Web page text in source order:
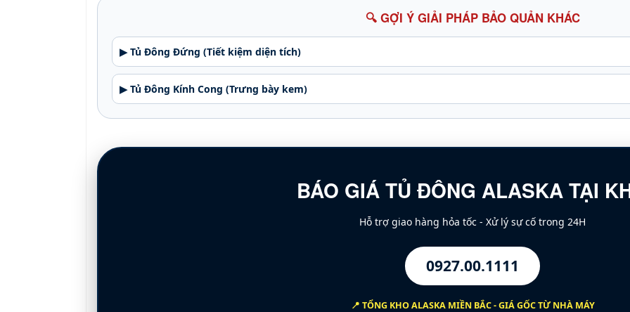
🔍 GỢI Ý GIẢI PHÁP BẢO QUẢN KHÁC
▶ Tủ Đông Đứng (Tiết kiệm diện tích)
▶ Tủ Đông Kính Cong (Trưng bày kem)
BÁO GIÁ TỦ ĐÔNG ALASKATẠI
Hỗ trợ giao hàng hỏa tốc - Xử lý sự cố trong 24H
0927.00.1111
📍 TỔNG KHOALASKA MIỀN BẮC- GIÁ GỐC TỪ NHÀ MÁY